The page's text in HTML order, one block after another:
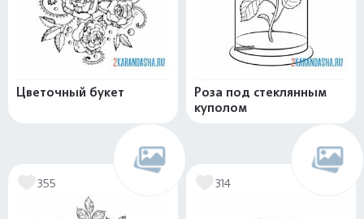
Цветочный букет
Роза под стеклянным
куполом
355 314